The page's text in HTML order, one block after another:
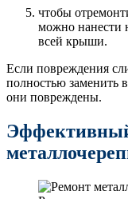
чтобы
можно нанести
всей крыши.
Если повреждения
полностью заменить
они повреждены.